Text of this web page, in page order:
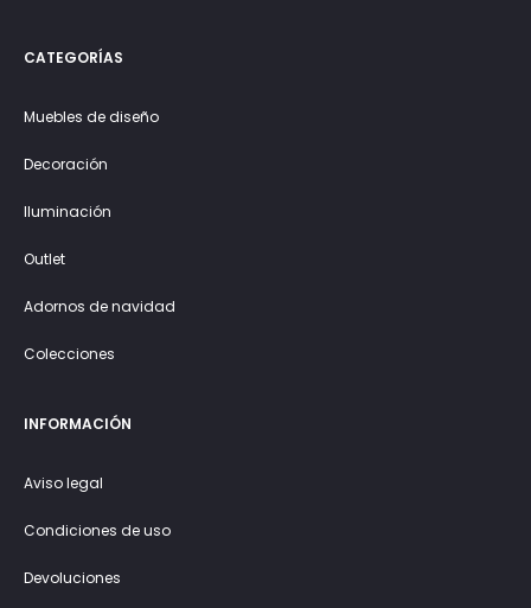
CATEGORÍAS
Muebles de diseño
Decoración
Iluminación
Outlet
Adornos de navidad
Colecciones
INFORMACIÓN
Aviso legal
Condiciones de uso
Devoluciones